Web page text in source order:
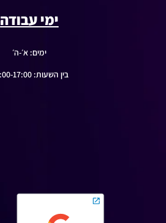
ימי עבודה
ימים: א׳-ה׳
בין השעות: 09:00-17:00